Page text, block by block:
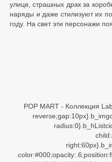
улице, страшных драк за
наряды и даже стилизуют их
году. На свет эти персонажи
POP MART - Коллекция Labubu THE MONSTERS x One Piece Серия Слепая коробка, Подарки, украшения комнат, Набор (12 шт) – покупайте на OZON по выгодным b_imgcap_altitle p strong,.b_imgcap_altitleb_factrow strong{color:#767676}#b_resultsb_imgcap_altitle{line-height:22px}.b_imgcap_altitle:not(.b_imgcap_coll)b_imgcap_img{justify-content:flex-end;padding-bottom:0}.b_imgcap_altitle{display:flex;flex-direction:row-reverse;gap:10px}.b_imgcap_altitleb_imgcap_img{flex-shrink:0;display:flex;flex-direction:column;padding-bottom:10px;margin-top:2px}.b_imgcap_altitleb_imgcap_main{min-